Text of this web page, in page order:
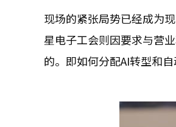
现场的紧张局势已经成为
星电子工会则因要求与营
的。即如何分配AI转型和